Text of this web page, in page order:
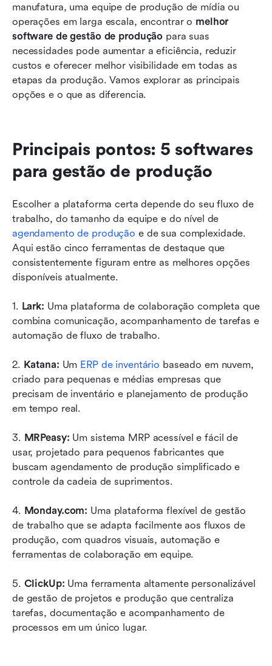
manufatura, uma equipe de produção de mídia ou
operações em larga escala, encontrar o melhor
software de gestão de produção para suas
necessidades pode aumentar a eficiência, reduzir
custos e oferecer melhor visibilidade em todas as
etapas da produção. Vamos explorar as principais
opções e o que as diferencia.
Principais pontos: 5 softwares
para gestão de produção
Escolher a plataforma certa depende do seu fluxo de
agendamento de produção e de sua complexidade.
Aqui estão cinco ferramentas de destaque que
consistentemente figuram entre as melhores opções
disponíveis atualmente.
1. Lark: Uma plataforma de colaboração completa que
combina comunicação, acompanhamento de tarefas e
automação de fluxo de trabalho.
2. Katana: Um ERP de inventário baseado em nuvem,
criado para pequenas e médias empresas que
precisam de inventário e planejamento de produção
em tempo real.
3. MRPeasy: Um sistema MRP acessível e fácil de
usar, projetado para pequenos fabricantes que
buscam agendamento de produção simplificado e
controle da cadeia de suprimentos.
4. Monday.com: Uma plataforma flexível de gestão
de trabalho que se adapta facilmente aos fluxos de
produção, com quadros visuais, automação e
ferramentas de colaboração em equipe.
5. ClickUp: Uma ferramenta altamente personalizável
de gestão de projetos e produção que centraliza
tarefas, documentação e acompanhamento de
processos em um único lugar.
Leitura relacionada